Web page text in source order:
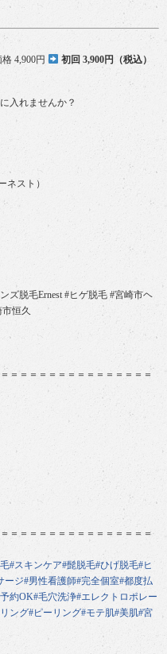
4,900円 初回 3,900円（税込）
入れませんか？
ネスト）
ズ脱毛Ernest #ヒゲ脱毛 #宮崎市ヘ
恒久
＝＝＝＝＝＝＝＝＝＝＝＝＝＝＝
＝＝＝＝＝＝＝＝＝＝＝＝＝＝＝
#スキンケア#髭脱毛#ひげ脱毛#ヒ
ージ#男性看護師#完全個室#都度払
約OK#毛穴洗浄#エレクトロポレー
ング#ピーリング#モテ肌#美肌#宮